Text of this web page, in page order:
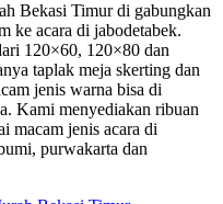
Bekasi Timur di gabungkan
ke acara di jabodetabek.
120×60, 120×80 dan
taplak meja skerting dan
jenis warna bisa di
Kami menyediakan ribuan
macam jenis acara di
purwakarta dan